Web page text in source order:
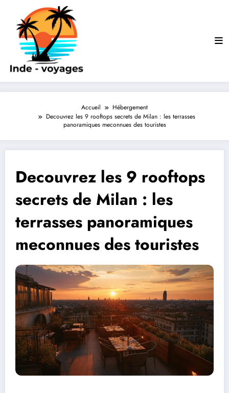
contenu
Accueil
Hébergement
Decouvrez les 9 rooftops secrets de Milan : les terrasses
panoramiques meconnues des touristes
Decouvrez les 9 rooftops
secrets de Milan : les
terrasses panoramiques
meconnues des touristes